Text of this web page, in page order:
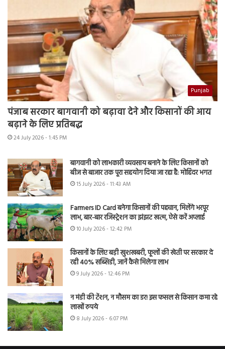
Punjab
पंजाब सरकार बागवानी को बढ़ावा देने और किसानों की आय
बढ़ाने के लिए प्रतिबद्ध
24 July 2026 - 1:45 PM
बागवानी को लाभकारी व्यवसाय बनाने के लिए किसानों को
बीज से बाजार तक पूरा सहयोग दिया जा रहा है: मोहिंदर भगत
15 July 2026 - 11:43 AM
Farmers ID Card बनेगा किसानों की पहचान, मिलेंगे भरपूर
लाभ, बार-बार रजिस्ट्रेशन का झंझट खत्म, ऐसे करें अप्लाई
10 July 2026 - 12:42 PM
किसानों के लिए बड़ी खुशखबरी, फूलों की खेती पर सरकार दे
रही 40% सब्सिडी, जानें कैसे मिलेगा लाभ
9 July 2026 - 12:46 PM
न मंडी की टेंशन, न मौसम का डर! इस फसल से किसान कमा रहे
लाखों रुपये
8 July 2026 - 6:07 PM